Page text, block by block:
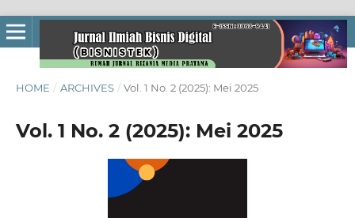
HOME / ARCHIVES / Vol. 1 No. 2 (2025): Mei 2025
Vol. 1 No. 2 (2025): Mei 2025